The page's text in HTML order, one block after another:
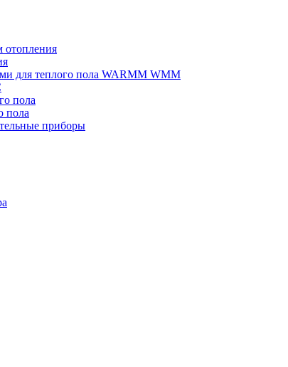
отопления
для теплого пола WARMM WMM
пола
пола
приборы